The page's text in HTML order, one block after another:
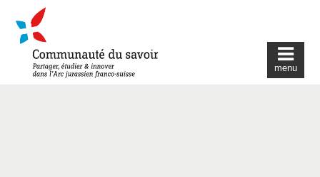
menu